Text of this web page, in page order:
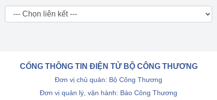
CỔNG THÔNG TIN ĐIỆN TỬ BỘ CÔNG THƯƠNG
Đơn vị chủ quản: Bộ Công Thương
Đơn vị quản lý, vận hành: Báo Công Thương